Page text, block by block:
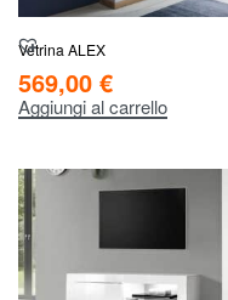
Vetrina ALEX
569,00 €
Aggiungi al carrello